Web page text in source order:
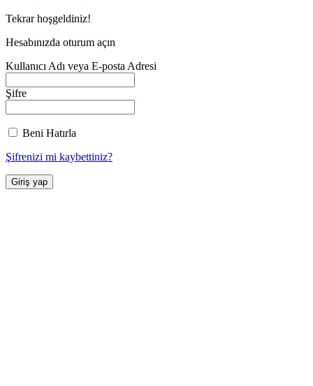
Tekrar hoşgeldiniz!
Hesabınızda oturum açın
Kullanıcı Adı veya E-posta Adresi
Şifre
Beni Hatırla
Şifrenizi mi kaybettiniz?